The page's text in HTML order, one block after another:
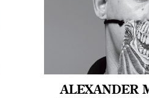
ALEXANDER